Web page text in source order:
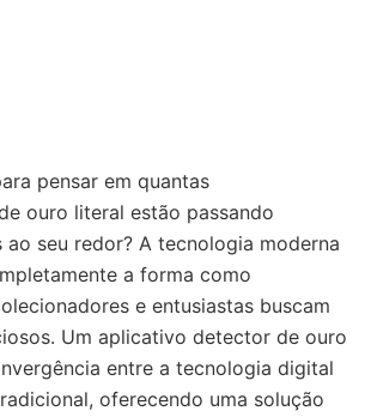
pensar em quantas
ouro literal estão passando
ao seu redor? A tecnologia moderna
a forma como
e entusiastas buscam
Um aplicativo detector de ouro
entre a tecnologia digital
oferecendo uma solução